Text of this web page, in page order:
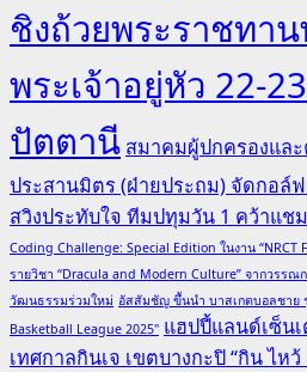
ชิงถ้วยพระราชทา
พระเจ้าอยู่หัว 22-
ปัตตานี สมาคมผู้ปกครองและ
ประสานมิตร (ฝ่ายประถม) จัดกอล์
สวิงประทับใจ ทีมปทุมวัน 1 คว้าแช
Coding Challenge: Special Edition ในงาน “NRCT
รายวิชา “Dracula and Modern Culture” จากวรร
วัฒนธรรมร่วมใหม่ อัสสัมชัญ ขึ้นนำ บาสเกตบอลชาย
Basketball League 2025" แฮปปี้แลนด์เซ็น
เทศกาลกินเจ เขตบางกะปิ “กิน ไห